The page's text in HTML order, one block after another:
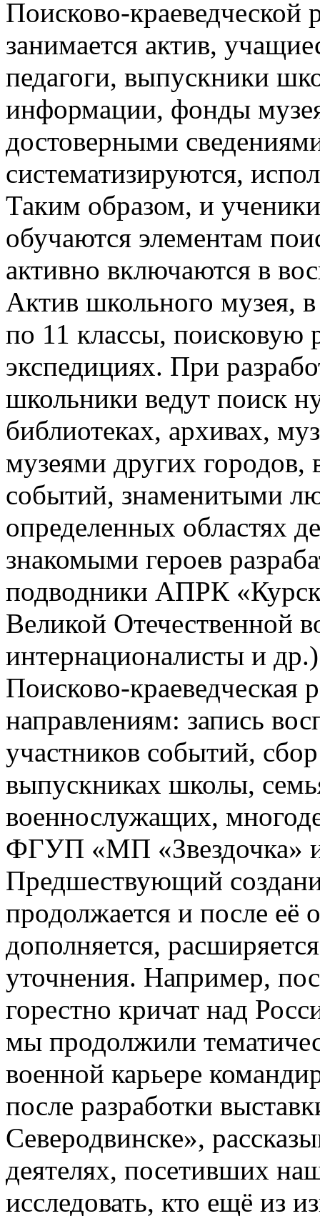
Поисково-краеведческой
занимается актив,
педагоги, выпускники
информации, фонды
достоверными
систематизируются,
Таким образом, и
обучаются элементам
активно включаются в
Актив школьного музея,
по 11 классы, поисковую
экспедициях. При
школьники ведут поиск
библиотеках, архивах,
музеями других городов,
событий, знаменитыми
определенных областях
знакомыми героев
подводники АПРК
Великой Отечественной
интернационалисты и
Поисково-краеведческая
направлениям: запись
участников событий,
выпускниках школы,
военнослужащих,
ФГУП «МП «Звездочка»
Предшествующий
продолжается и после её
дополняется,
уточнения. Например,
горестно кричат над
мы продолжили
военной карьере
после разработки
Северодвинске»,
деятелях, посетивших
исследовать, кто ещё из